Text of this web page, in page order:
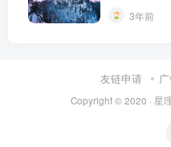
3年前
友链申请
Copyright © 2020 · 星